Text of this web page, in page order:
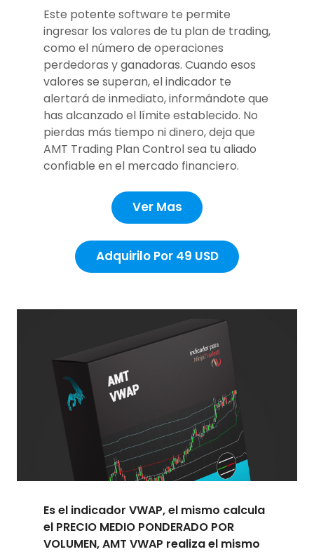
Este potente software te permite
ingresar los valores de tu plan de trading,
como el número de operaciones
perdedoras y ganadoras. Cuando esos
valores se superan, el indicador te
alertará de inmediato, informándote que
has alcanzado el límite establecido. No
pierdas más tiempo ni dinero, deja que
AMT Trading Plan Control sea tu aliado
confiable en el mercado financiero.
Ver Mas
Adquirilo Por 49 USD
Es el indicador VWAP, el mismo calcula
el PRECIO MEDIO PONDERADO POR
VOLUMEN, AMT VWAP realiza el mismo